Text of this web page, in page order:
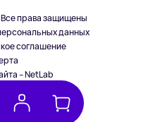
права защищены
данных
соглашение
– NetLab